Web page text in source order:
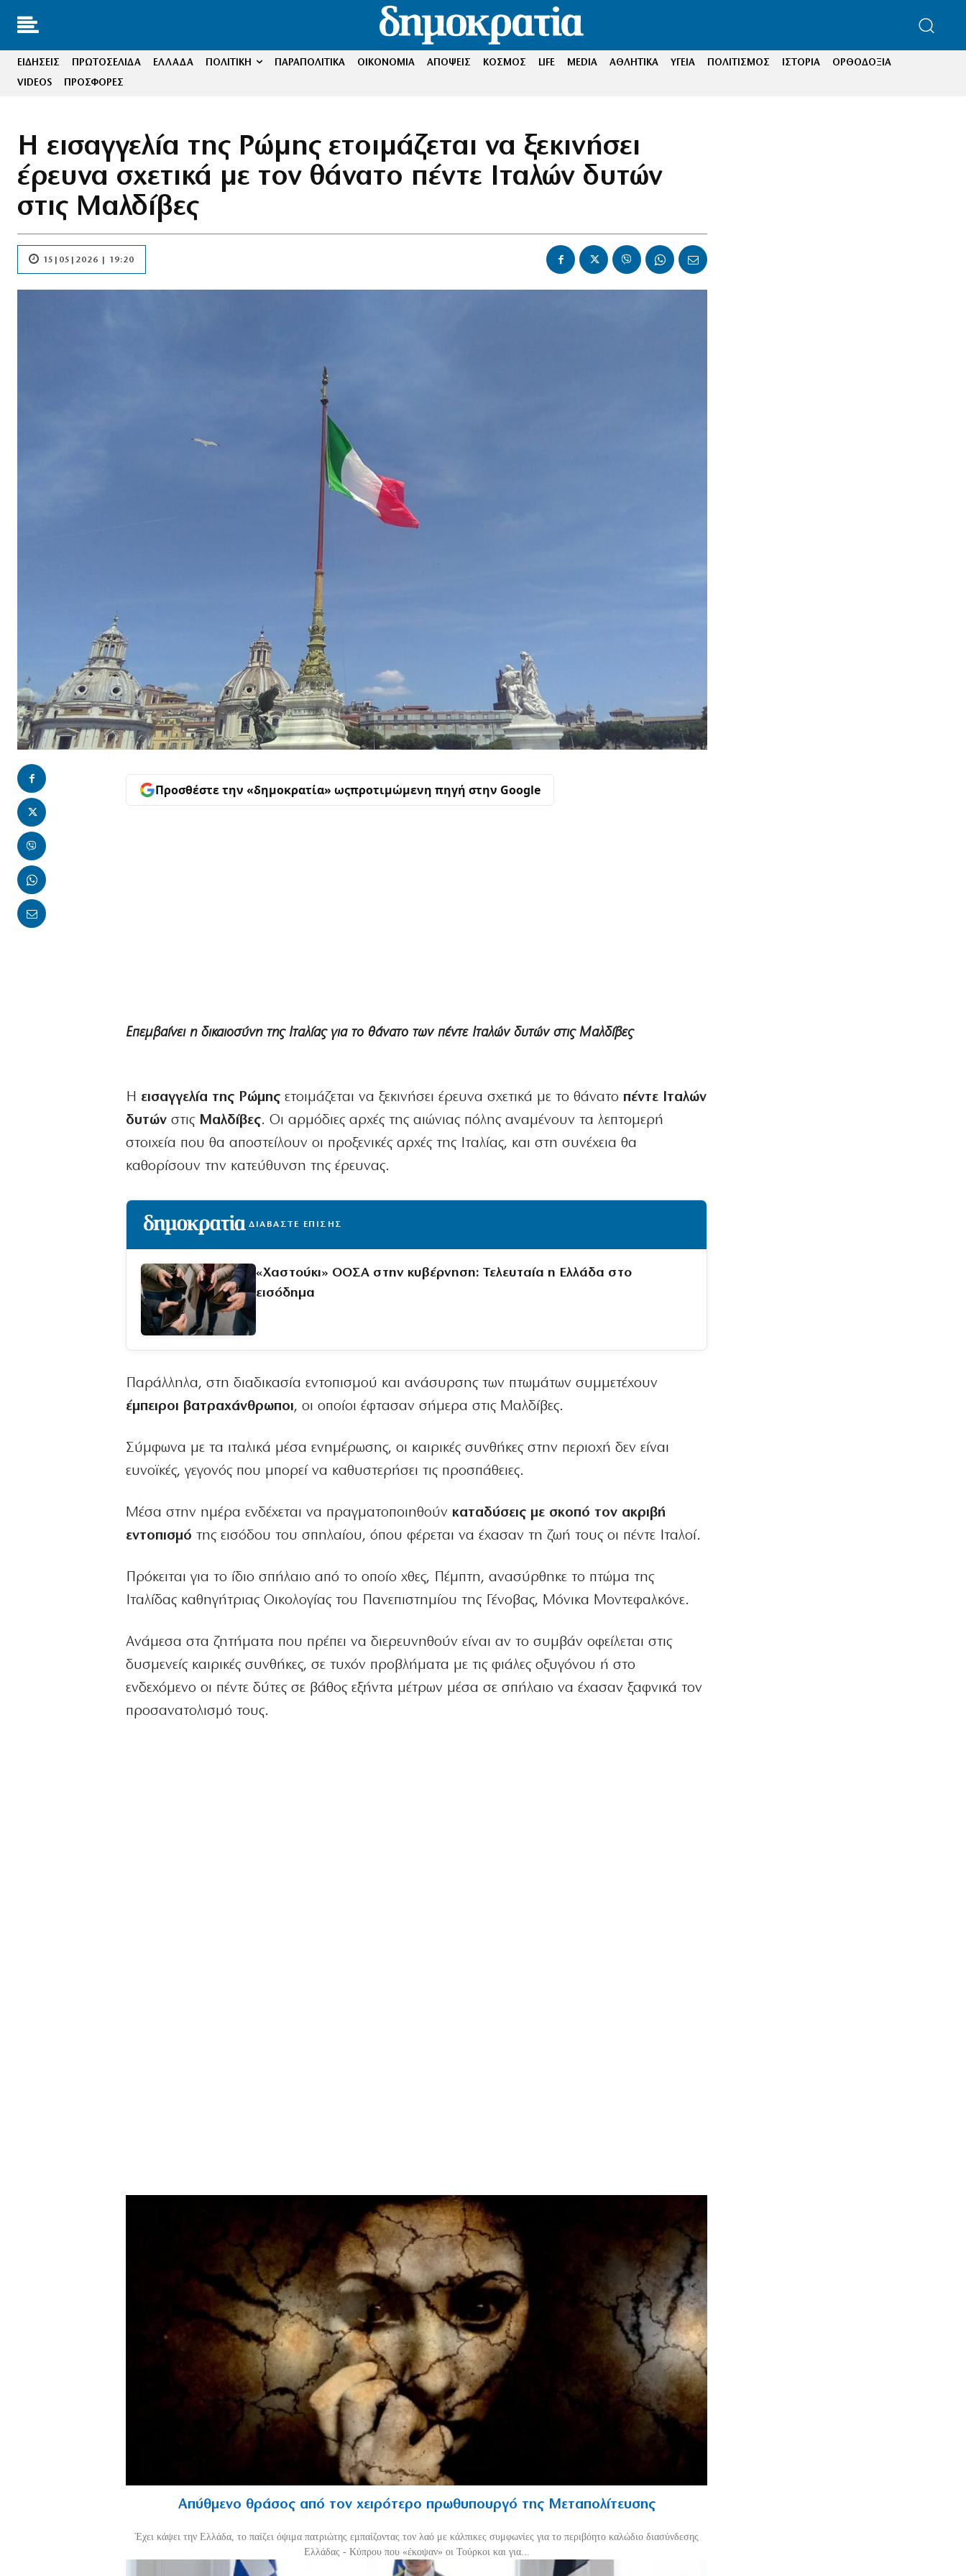
ΕΙΔΗΣΕΙΣ ΠΡΩΤΟΣΕΛΙΔΑ ΕΛΛΑΔΑ ΠΟΛΙΤΙΚΗ ΠΑΡΑΠΟΛΙΤΙΚΑ ΟΙΚΟΝΟΜΙΑ ΑΠΟΨΕΙΣ ΚΟΣΜΟΣ LIFE MEDIA ΑΘΛΗΤΙΚΑ ΥΓΕΙΑ ΠΟΛΙΤΙΣΜΟΣ ΙΣΤΟΡΙΑ
ΟΡΘΟΔΟΞΙΑ
VIDEOS
ΠΡΟΣΦΟΡΕΣ
Η εισαγγελία της Ρώμης ετοιμάζεται να ξεκινήσει
έρευνα σχετικά με τον θάνατο πέντε Ιταλών δυτών
στις Μαλδίβες
15|05|2026 | 19:20
Προσθέστε την «δημοκρατία» ωςπροτιμώμενη πηγή στην Google
Επεμβαίνει η δικαιοσύνη της Ιταλίας για το θάνατο των πέντε Ιταλών δυτών στις Μαλδίβες
Η εισαγγελία της Ρώμης ετοιμάζεται να ξεκινήσει έρευνα σχετικά με το θάνατο πέντε Ιταλών
δυτών στις Μαλδίβες. Οι αρμόδιες αρχές της αιώνιας πόλης αναμένουν τα λεπτομερή
στοιχεία που θα αποστείλουν οι προξενικές αρχές της Ιταλίας, και στη συνέχεια θα
καθορίσουν την κατεύθυνση της έρευνας.
ΔΙΑΒΑΣΤΕ ΕΠΙΣΗΣ
«Χαστούκι» ΟΟΣΑ στην κυβέρνηση: Τελευταία η Ελλάδα στο
εισόδημα
Παράλληλα, στη διαδικασία εντοπισμού και ανάσυρσης των πτωμάτων συμμετέχουν
έμπειροι βατραχάνθρωποι, οι οποίοι έφτασαν σήμερα στις Μαλδίβες.
Σύμφωνα με τα ιταλικά μέσα ενημέρωσης, οι καιρικές συνθήκες στην περιοχή δεν είναι
ευνοϊκές, γεγονός που μπορεί να καθυστερήσει τις προσπάθειες.
Μέσα στην ημέρα ενδέχεται να πραγματοποιηθούν καταδύσεις με σκοπό τον ακριβή
εντοπισμό της εισόδου του σπηλαίου, όπου φέρεται να έχασαν τη ζωή τους οι πέντε Ιταλοί.
Πρόκειται για το ίδιο σπήλαιο από το οποίο χθες, Πέμπτη, ανασύρθηκε το πτώμα της
Ιταλίδας καθηγήτριας Οικολογίας του Πανεπιστημίου της Γένοβας, Μόνικα Μοντεφαλκόνε.
Ανάμεσα στα ζητήματα που πρέπει να διερευνηθούν είναι αν το συμβάν οφείλεται στις
δυσμενείς καιρικές συνθήκες, σε τυχόν προβλήματα με τις φιάλες οξυγόνου ή στο
ενδεχόμενο οι πέντε δύτες σε βάθος εξήντα μέτρων μέσα σε σπήλαιο να έχασαν ξαφνικά τον
προσανατολισμό τους.
Απύθμενο θράσος από τον χειρότερο πρωθυπουργό της Μεταπολίτευσης
Έχει κάψει την Ελλάδα, το παίζει όψιμα πατριώτης εμπαίζοντας τον λαό με κάλπικες συμφωνίες για το περιβόητο καλώδιο διασύνδεσης
Ελλάδας - Κύπρου που «έκοψαν» οι Τούρκοι και για...